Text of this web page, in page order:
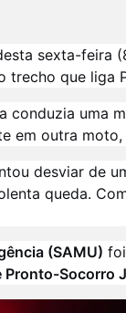
sexta-feira
trecho que liga
uma
em outra
desviar de
queda.
(SAMU)
Pronto-Socorro